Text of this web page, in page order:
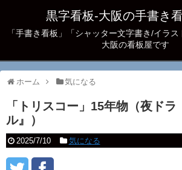
黒字看板‐大阪の手書き
「手書き看板」「シャッター文字書き/イラ
大阪の看板屋です
ホーム 気になる
「トリスコー」15年物（夜ド
ル』）
2025/7/10 気になる